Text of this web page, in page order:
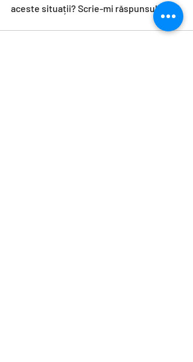
aceste situații? Scrie-mi răspunsul tău.